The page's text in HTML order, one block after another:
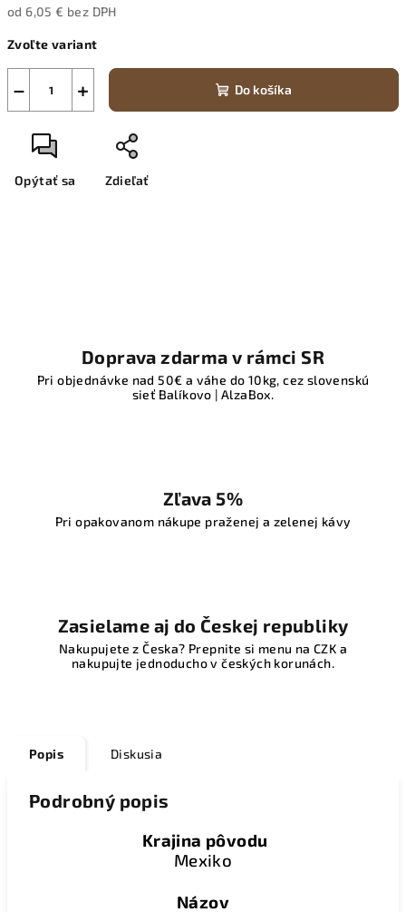
od 6,05 € bez DPH
cena:
Zvoľte variant
+
− Do košíka
Opýtať sa Zdieľať
Doprava zdarma v rámci SR
Pri objednávke nad 50€ a váhe do 10kg, cez slovenskú
sieť Balíkovo | AlzaBox.
Zľava 5%
Pri opakovanom nákupe praženej a zelenej kávy
Zasielame aj do Českej republiky
Nakupujete z Česka? Prepnite si menu na CZK a
nakupujte jednoducho v českých korunách.
Popis Diskusia
Podrobný popis
Krajina pôvodu
Mexiko
Názov